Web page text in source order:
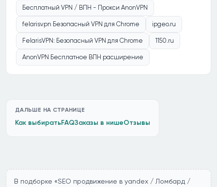
Бесплатный VPN / ВПН - Прокси AnonVPN
felarisvpn Безопасный VPN для Chrome ipgeo.ru
FelarisVPN: Безопасный VPN для Chrome 1150.ru
AnonVPN Бесплатное ВПН расширение
ДАЛЬШЕ НА СТРАНИЦЕ
Как выбиратьFAQЗаказы в нишеОтзывы
В подборке «SEO продвижение в yandex / Ломбард /